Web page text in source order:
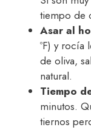
tiempo de
Asar al
ºF) y rocía
de oliva,
natural.
Tiempo
minutos.
tiernos